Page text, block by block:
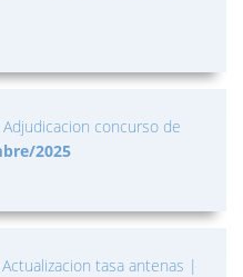
Adjudicacion concurso de
2025
tasa antenas |